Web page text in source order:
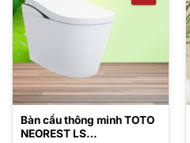
Bàn cầu thông minh TOTO
NEOREST LS